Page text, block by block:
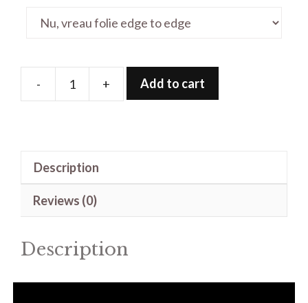
-
Folie
+ Add to cart
Description
Reviews (0)
Description